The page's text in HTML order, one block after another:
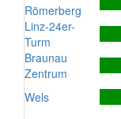
Römerberg
Linz-24er-
Turm
Braunau
Zentrum
Wels